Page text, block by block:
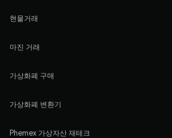
현물거래
마진 거래
가상화폐 구매
가상화폐 변환기
Phemex 가상자산 재테크